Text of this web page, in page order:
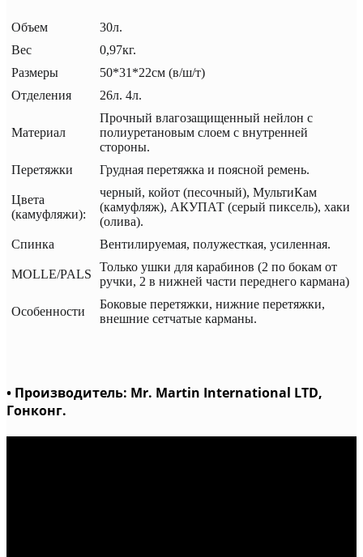
Объем
30л.
Вес
0,97кг.
Размеры
50*31*22см (в/ш/т)
Отделения
26л. 4л.
Материал
Прочный влагозащищенный нейлон с
полиуретановым слоем с внутренней
стороны.
Перетяжки
Грудная перетяжка и поясной ремень.
Цвета
(камуфляжи):
черный, койот (песочный), МультиКам
(камуфляж), АКУПАТ (серый пиксель), хаки
(олива).
Спинка
Вентилируемая, полужесткая, усиленная.
MOLLE/PALS
Только ушки для карабинов (2 по бокам от
ручки, 2 в нижней части переднего кармана)
Особенности
Боковые перетяжки, нижние перетяжки,
внешние сетчатые карманы.
• Производитель: Mr. Martin International LTD,
Гонконг.